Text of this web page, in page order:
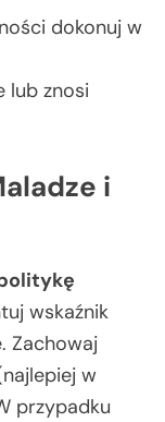
dokonuj w
lub znosi
i
wskaźnik
Zachowaj
w
przypadku